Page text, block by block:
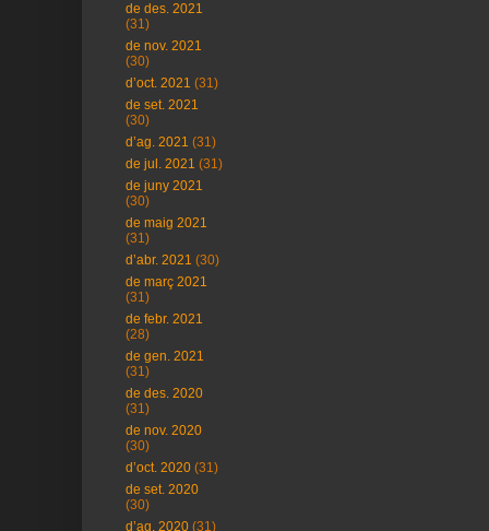
de des. 2021
(31)
de nov. 2021
(30)
d’oct. 2021 (31)
de set. 2021
(30)
d’ag. 2021 (31)
de jul. 2021 (31)
de juny 2021
(30)
de maig 2021
(31)
d’abr. 2021 (30)
de març 2021
(31)
de febr. 2021
(28)
de gen. 2021
(31)
de des. 2020
(31)
de nov. 2020
(30)
d’oct. 2020 (31)
de set. 2020
(30)
d’ag. 2020 (31)